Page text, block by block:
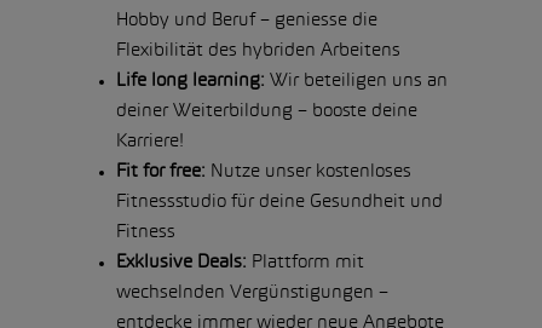
Hobby und Beruf – geniesse die
Flexibilität des hybriden Arbeitens
Life long learning: Wir beteiligen uns an
deiner Weiterbildung – booste deine
Karriere!
Fit for free: Nutze unser kostenloses
Fitnessstudio für deine Gesundheit und
Fitness
Exklusive Deals: Plattform mit
wechselnden Vergünstigungen –
entdecke immer wieder neue Angebote